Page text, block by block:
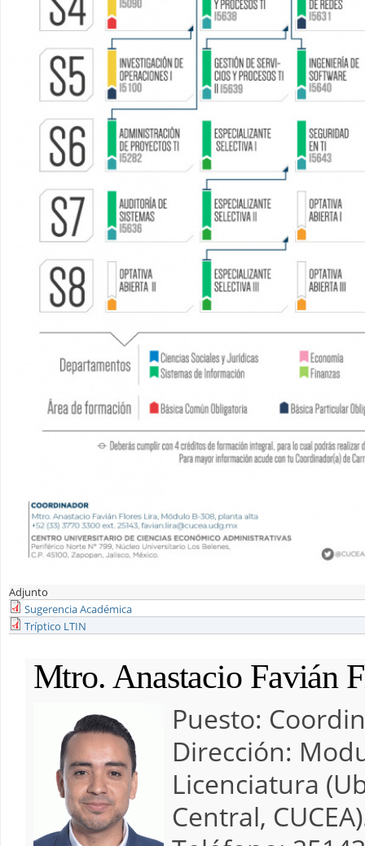
Adjunto
Sugerencia Académica
Tríptico LTIN
Mtro. Anastacio Favián
Puesto:
Dirección:
Licenciatura
Central,